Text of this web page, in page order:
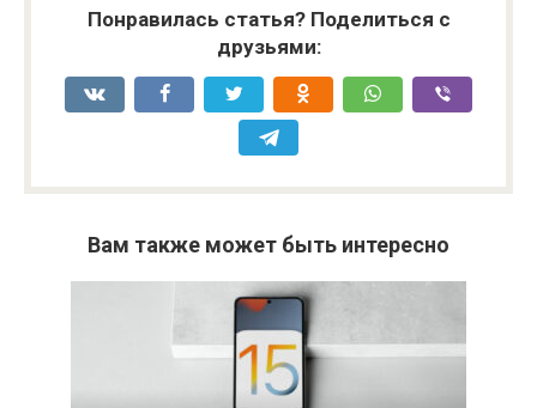
Понравилась статья? Поделиться с
друзьями:
Вам также может быть интересно